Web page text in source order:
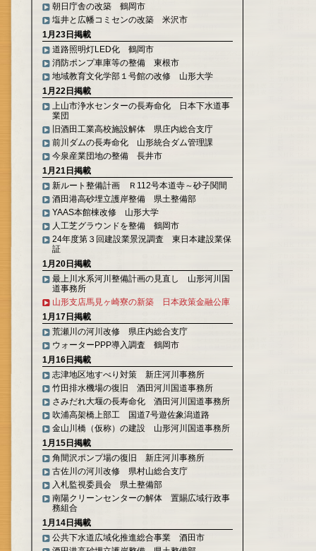
朝日庁舎の改築 鶴岡市
塩井と広幡コミセンの改築 米沢市
1月23日掲載
道路照明灯LED化 鶴岡市
消防ポンプ車庫等の整備 東根市
地域教育文化学部１号館の改修 山形大学
1月22日掲載
上山市浄水センターの長寿命化 日本下水道事
業団
旧酒田工業高校施設解体 県庄内総合支庁
前川ダムの長寿命化 山形統合ダム管理課
今泉産業団地の整備 長井市
1月21日掲載
新ルート整備計画 Ｒ112号本道寺～砂子関間
酒田港高砂埋立護岸整備 県土整備部
YAAS本館棟改修 山形大学
人工芝グラウンドを整備 鶴岡市
24年度第３回建設業景況調査 東日本建設業保
証
1月20日掲載
最上川水系河川整備計画の見直し 山形河川国
道事務所
山形支店馬見ヶ崎寮の新築 日本政策金融公庫
1月17日掲載
荒瀬川の河川改修 県庄内総合支庁
ウォーターPPP導入調査 鶴岡市
1月16日掲載
志津地区地すべり対策 新庄河川事務所
竹田排水機場の復旧 酒田河川国道事務所
さみだれ大堰の長寿命化 酒田河川国道事務所
吹浦高架橋上部工 国道7号遊佐象潟道路
金山川橋（仮称）の建設 山形河川国道事務所
1月15日掲載
角間沢ポンプ場の復旧 新庄河川事務所
古佐川の河川改修 県村山総合支庁
入札監視委員会 県土整備部
南陽クリーンセンターの解体 置賜広域行政事
務組合
1月14日掲載
公共下水道広域化推進総合事業 酒田市